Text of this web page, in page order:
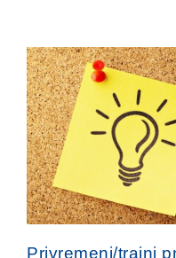
Privremeni/trajni